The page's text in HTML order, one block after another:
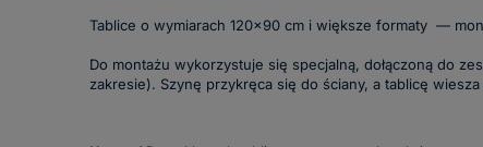
Tablice o wymiarach 120x90 cm i większe formaty —
Do montażu wykorzystuje się specjalną, dołączoną do
zakresie). Szynę przykręca się do ściany, a tablicę